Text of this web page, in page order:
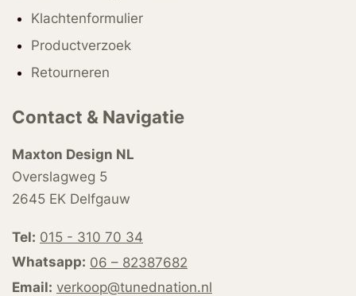
Klachtenformulier
Productverzoek
Retourneren
Contact & Navigatie
Maxton Design NL
Overslagweg 5
2645 EK Delfgauw
Tel: 015 - 310 70 34
Whatsapp: 06 – 82387682
Email: verkoop@tunednation.nl